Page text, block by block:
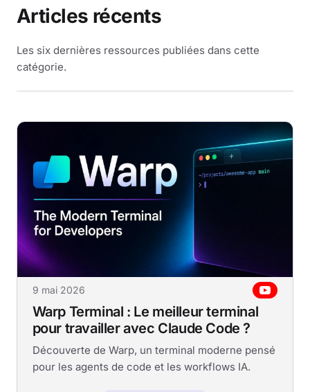
Articles récents
Les six dernières ressources publiées dans cette
catégorie.
9 mai 2026
Warp Terminal : Le meilleur terminal
pour travailler avec Claude Code ?
Découverte de Warp, un terminal moderne pensé
pour les agents de code et les workflows IA.